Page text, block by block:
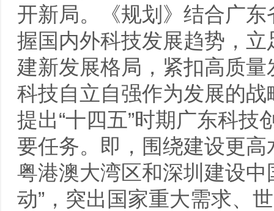
开新局。《规划》结合广
握国内外科技发展趋势，
建新发展格局，紧扣高质量
科技自立自强作为发展的战
提出“十四五”时期广东科
要任务。即，围绕建设更高
粤港澳大湾区和深圳建设
动”，突出国家重大需求、